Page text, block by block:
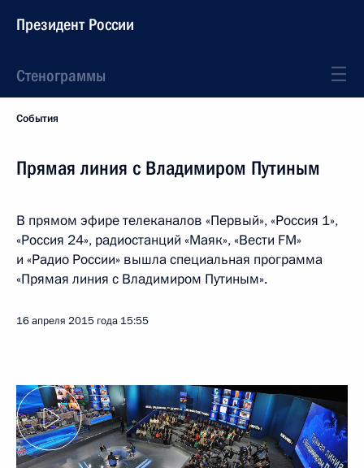
Президент России
Стенограммы
События
Прямая линия с Владимиром Путиным
В прямом эфире телеканалов «Первый», «Россия 1»,
«Россия 24», радиостанций «Маяк», «Вести FM»
и «Радио России» вышла специальная программа
«Прямая линия с Владимиром Путиным».
16 апреля 2015 года 15:55